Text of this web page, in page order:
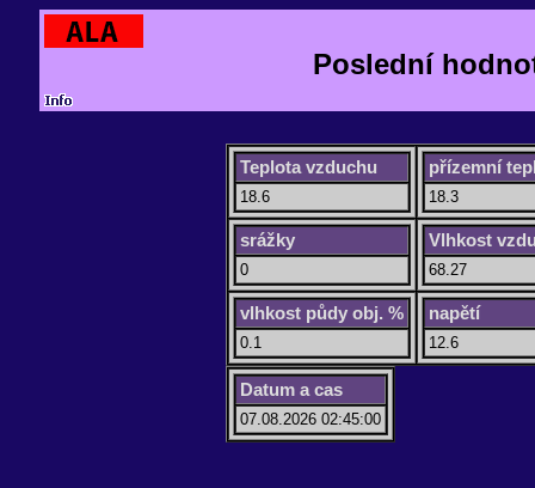
Poslední
Teplota vzduchu
18.6
přízemní
18.3
srážky
0
Vlhkost
68.27
vlhkost půdy obj. %
0.1
napětí
12.6
Datum a cas
07.08.2026 02:45:00